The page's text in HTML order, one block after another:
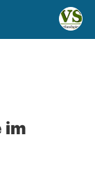
im